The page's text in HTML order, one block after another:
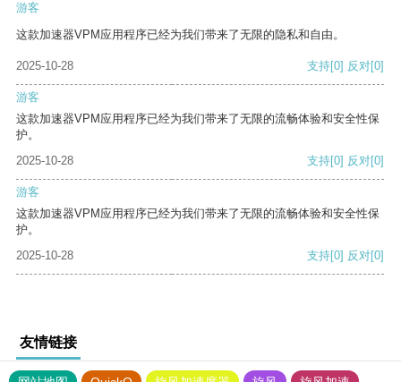
游客
这款加速器VPM应用程序已经为我们带来了无限的隐私和自由。
2025-10-28 支持[0] 反对[0]
游客
这款加速器VPM应用程序已经为我们带来了无限的流畅体验和安全性保
护。
2025-10-28
支持[0] 反对[0]
游客
这款加速器VPM应用程序已经为我们带来了无限的流畅体验和安全性保
护。
2025-10-28
支持[0] 反对[0]
友情链接